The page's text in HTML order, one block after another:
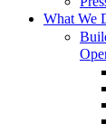
What We